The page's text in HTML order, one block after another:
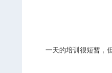
一天的培训很短暂，